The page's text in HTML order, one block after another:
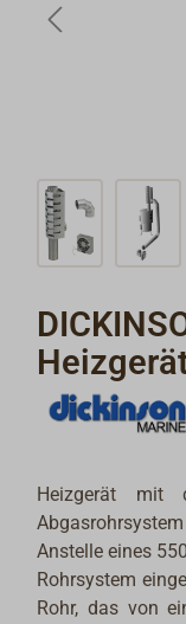
Heizgerät mit
Anstelle eines
Rohrsystem
Rohr, das von